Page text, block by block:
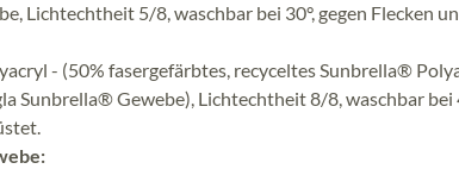
Lichtechtheit 5/8, waschbar bei 30°, gegen Flecken
- (50% fasergefärbtes, recyceltes Sunbrella®
Sunbrella® Gewebe), Lichtechtheit 8/8, waschbar bei